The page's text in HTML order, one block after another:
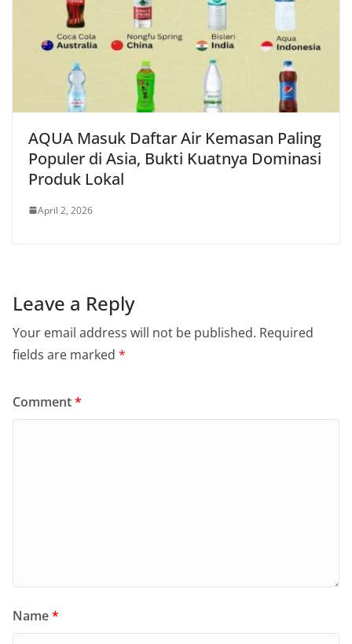
AQUA Masuk Daftar Air Kemasan Paling
Populer di Asia, Bukti Kuatnya Dominasi
Produk Lokal
April 2, 2026
Leave a Reply
Your email address will not be published. Required
fields are marked *
Comment*
Name*